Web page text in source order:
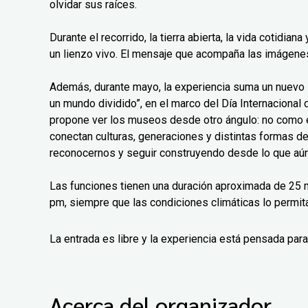
olvidar sus raíces.
Durante el recorrido, la tierra abierta, la vida
un lienzo vivo. El mensaje que acompaña las
Además, durante mayo, la experiencia suma un
un mundo dividido”, en el marco del Día
propone ver los museos desde otro ángulo: no
conectan culturas, generaciones y distintas formas
reconocernos y seguir construyendo desde lo que
Las funciones tienen una duración aproximada de
pm, siempre que las condiciones climáticas lo
La entrada es libre y la experiencia está pensada